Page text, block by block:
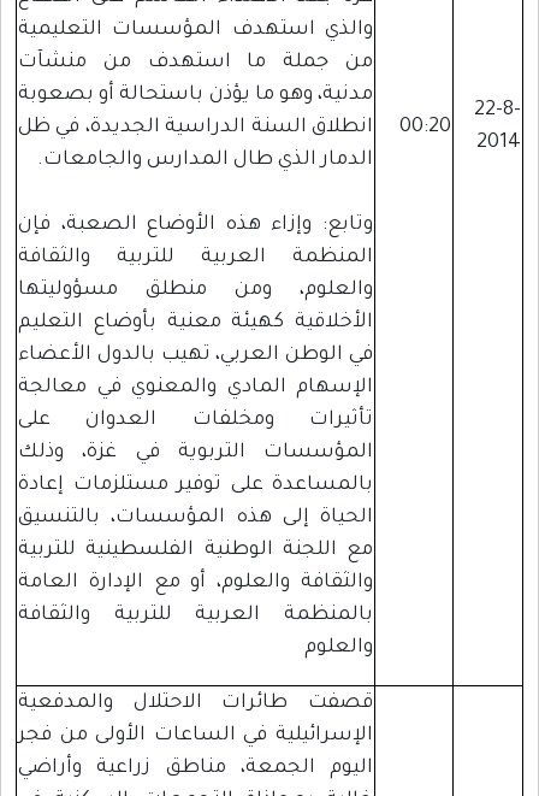
22-8-
2014
00:20
والذي استهدف المؤسسات التعليمية
من جملة ما استهدف من منشآت
مدنية، وهو ما يؤذن باستحالة أو بصعوبة
انطلاق السنة الدراسية الجديدة، في ظل
الدمار الذي طال المدارس والجامعات.
وتابع: وإزاء هذه الأوضاع الصعبة، فإن
المنظمة العربية للتربية والثقافة
والعلوم، ومن منطلق مسؤوليتها
الأخلاقية كهيئة معنية بأوضاع التعليم
في الوطن العربي، تهيب بالدول الأعضاء
الإسهام المادي والمعنوي في معالجة
تأثيرات ومخلفات العدوان على
المؤسسات التربوية في غزة، وذلك
بالمساعدة على توفير مستلزمات إعادة
الحياة إلى هذه المؤسسات، بالتنسيق
مع اللجنة الوطنية الفلسطينية للتربية
والثقافة والعلوم، أو مع الإدارة العامة
بالمنظمة العربية للتربية والثقافة
والعلوم
قصفت طائرات الاحتلال والمدفعية
الإسرائيلية في الساعات الأولى من فجر
اليوم الجمعة، مناطق زراعية وأراضي